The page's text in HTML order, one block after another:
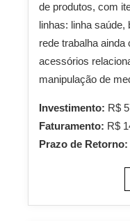
de produtos, com
linhas: linha saúde,
rede trabalha
acessórios
manipulação de
Investimento: R$
Faturamento: R$
Prazo de Retorno: